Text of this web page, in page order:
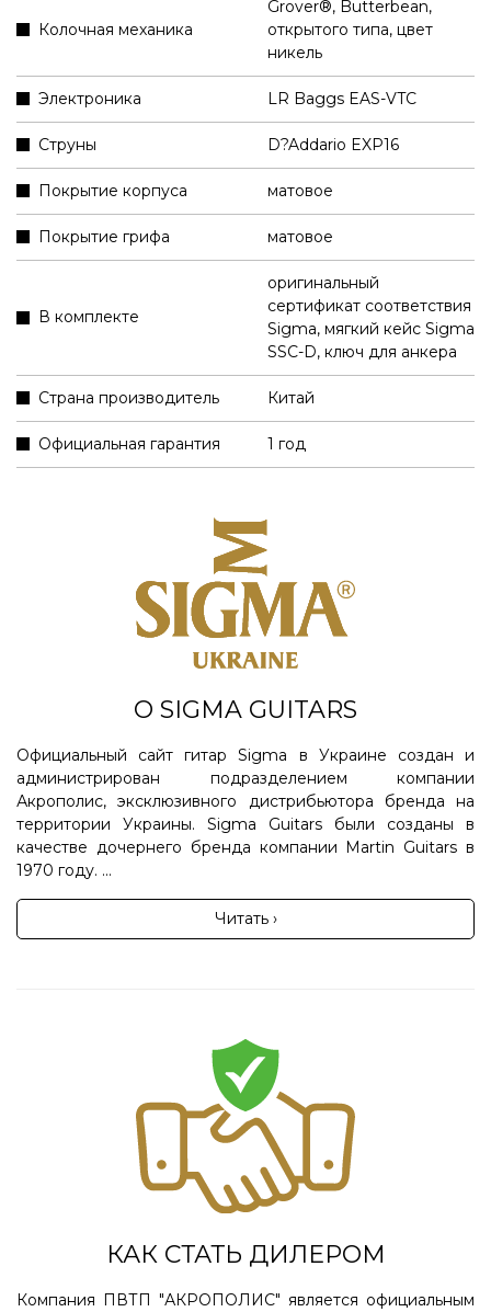
Колочная механика
Grover®, Butterbean,
открытого типа, цвет
никель
Электроника LR Baggs EAS-VTC
Струны D?Addario EXP16
Покрытие корпуса матовое
Покрытие грифа матовое
В комплекте
оригинальный
сертификат соответствия
Sigma, мягкий кейс Sigma
SSC-D, ключ для анкера
Страна производитель Китай
Официальная гарантия 1 год
О SIGMA GUITARS
Официальный сайт гитар Sigma в Украине создан и
администрирован подразделением компании
Акрополис, эксклюзивного дистрибьютора бренда на
территории Украины. Sigma Guitars были созданы в
качестве дочернего бренда компании Martin Guitars в
1970 году. ...
Читать ›
КАК СТАТЬ ДИЛЕРОМ
Компания ПВТП "АКРОПОЛИС" является официальным